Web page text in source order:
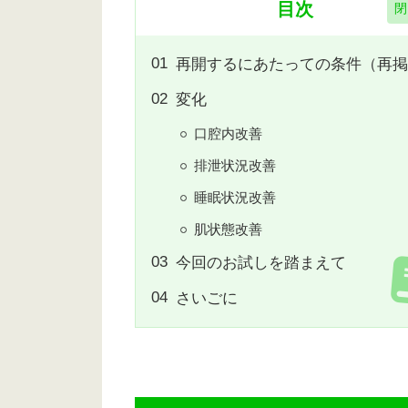
目次
再開するにあたっての条件（再
変化
口腔内改善
排泄状況改善
睡眠状況改善
肌状態改善
今回のお試しを踏まえて
さいごに